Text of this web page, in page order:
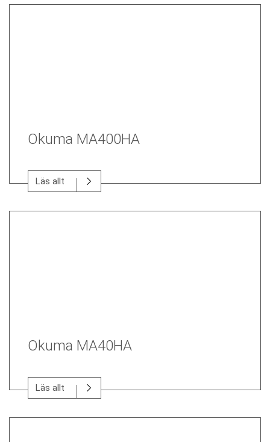
Okuma MA400HA
Läs allt
Okuma MA40HA
Läs allt